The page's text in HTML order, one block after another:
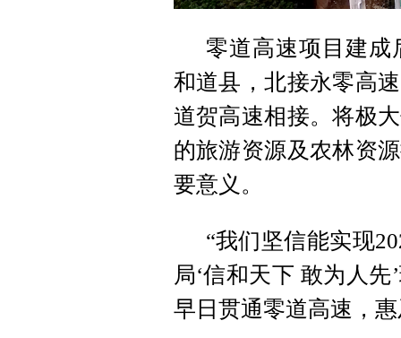
零道高速项目建
和道县，北接永零高
道贺高速相接。将极
的旅游资源及农林资
要意义。
“我们坚信能实现
局‘信和天下 敢为人
早日贯通零道高速，